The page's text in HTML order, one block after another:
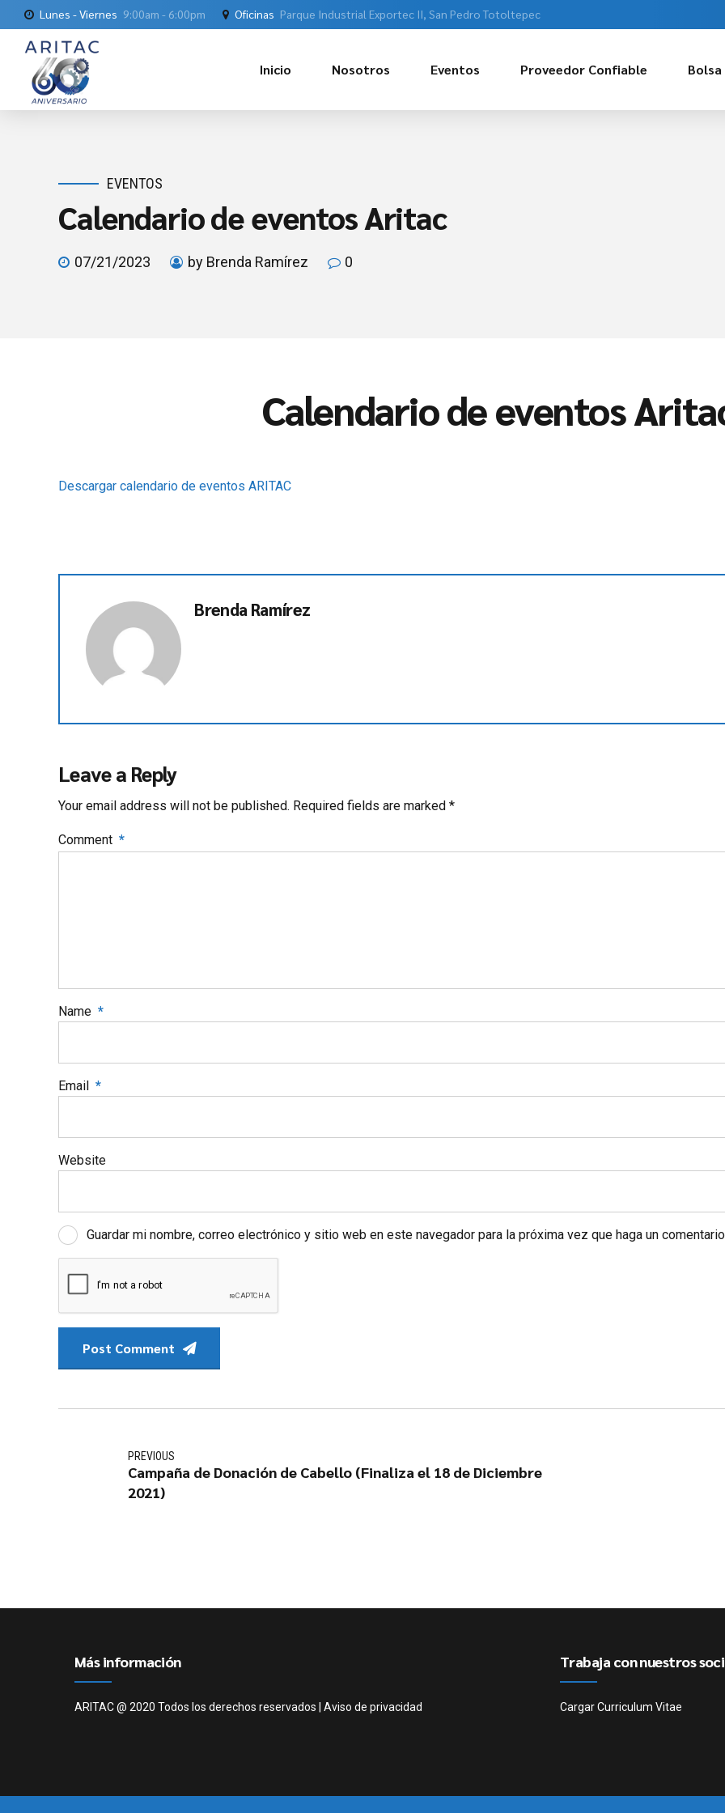
Lunes - Viernes 9:00am - 6:00pm Oficinas Parque Industrial Exportec II, San Pedro Totoltepec
Inicio Nosotros Eventos Proveedor Confiable
EVENTOS
Calendario de eventos Aritac
07/21/2023 by Brenda Ramírez 0
Calendario de eventos
Descargar calendario de eventos ARITAC
Brenda Ramírez
Leave a Reply
Your email address will not be published. Required fields are marked *
Comment *
Name *
Email *
Website
Guardar mi nombre, correo electrónico y sitio web en este navegador para la próxima vez que haga un
Post Comment
PREVIOUS
Campaña de Donación de Cabello (Finaliza el 18 de Diciembre
2021)
Más información
ARITAC @ 2020 Todos los derechos reservados | Aviso de privacidad
Trabaja con nuestros
Cargar Curriculum Vitae